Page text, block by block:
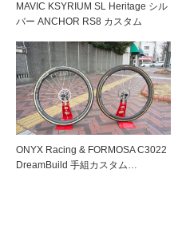
MAVIC KSYRIUM SL Heritage シル
バー ANCHOR RS8 カスタム
ONYX Racing & FORMOSA C3022
DreamBuild 手組カスタム…